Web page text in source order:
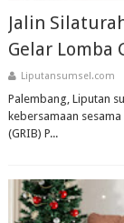
Jalin
Gelar Lomba
Liputansumsel.com
Palembang, Liputan
kebersamaan
(GRIB) P...